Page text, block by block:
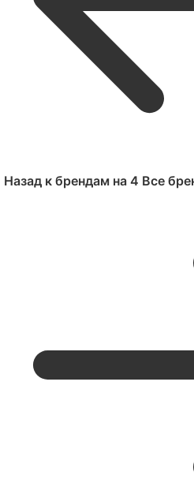
Назад к брендам на 4 Все